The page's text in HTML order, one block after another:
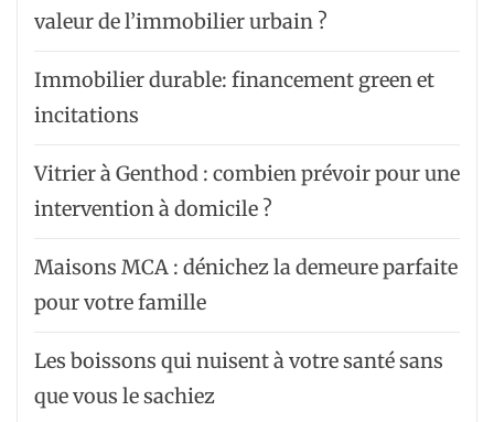
valeur de l’immobilier urbain ?
Immobilier durable: financement green et
incitations
Vitrier à Genthod : combien prévoir pour une
intervention à domicile ?
Maisons MCA : dénichez la demeure parfaite
pour votre famille
Les boissons qui nuisent à votre santé sans
que vous le sachiez